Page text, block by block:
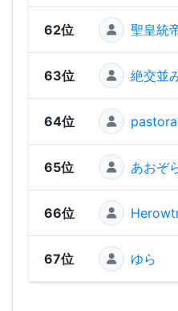
62位 聖皇統
63位 絶交並
64位
65位 あおぞ
66位
67位 ゆら